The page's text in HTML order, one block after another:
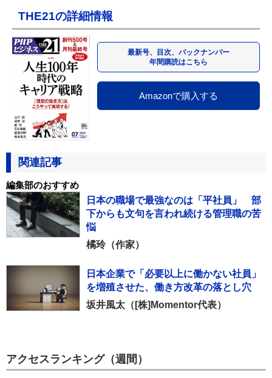
THE21の詳細情報
最新号、目次、バックナンバー
年間購読はこちら
Amazonで購入する
関連記事
編集部のおすすめ
日本の職場で最強なのは「平社員」 部
下からも文句を言われ続ける管理職の苦
悩
橘玲（作家）
日本企業で「必要以上に働かない社員」
を増殖させた、働き方改革の落とし穴
坂井風太（[株]Momentor代表）
アクセスランキング（週間）